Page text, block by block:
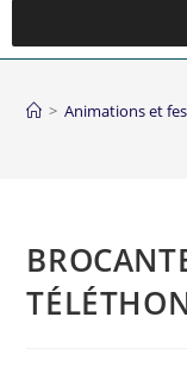
> Animations et